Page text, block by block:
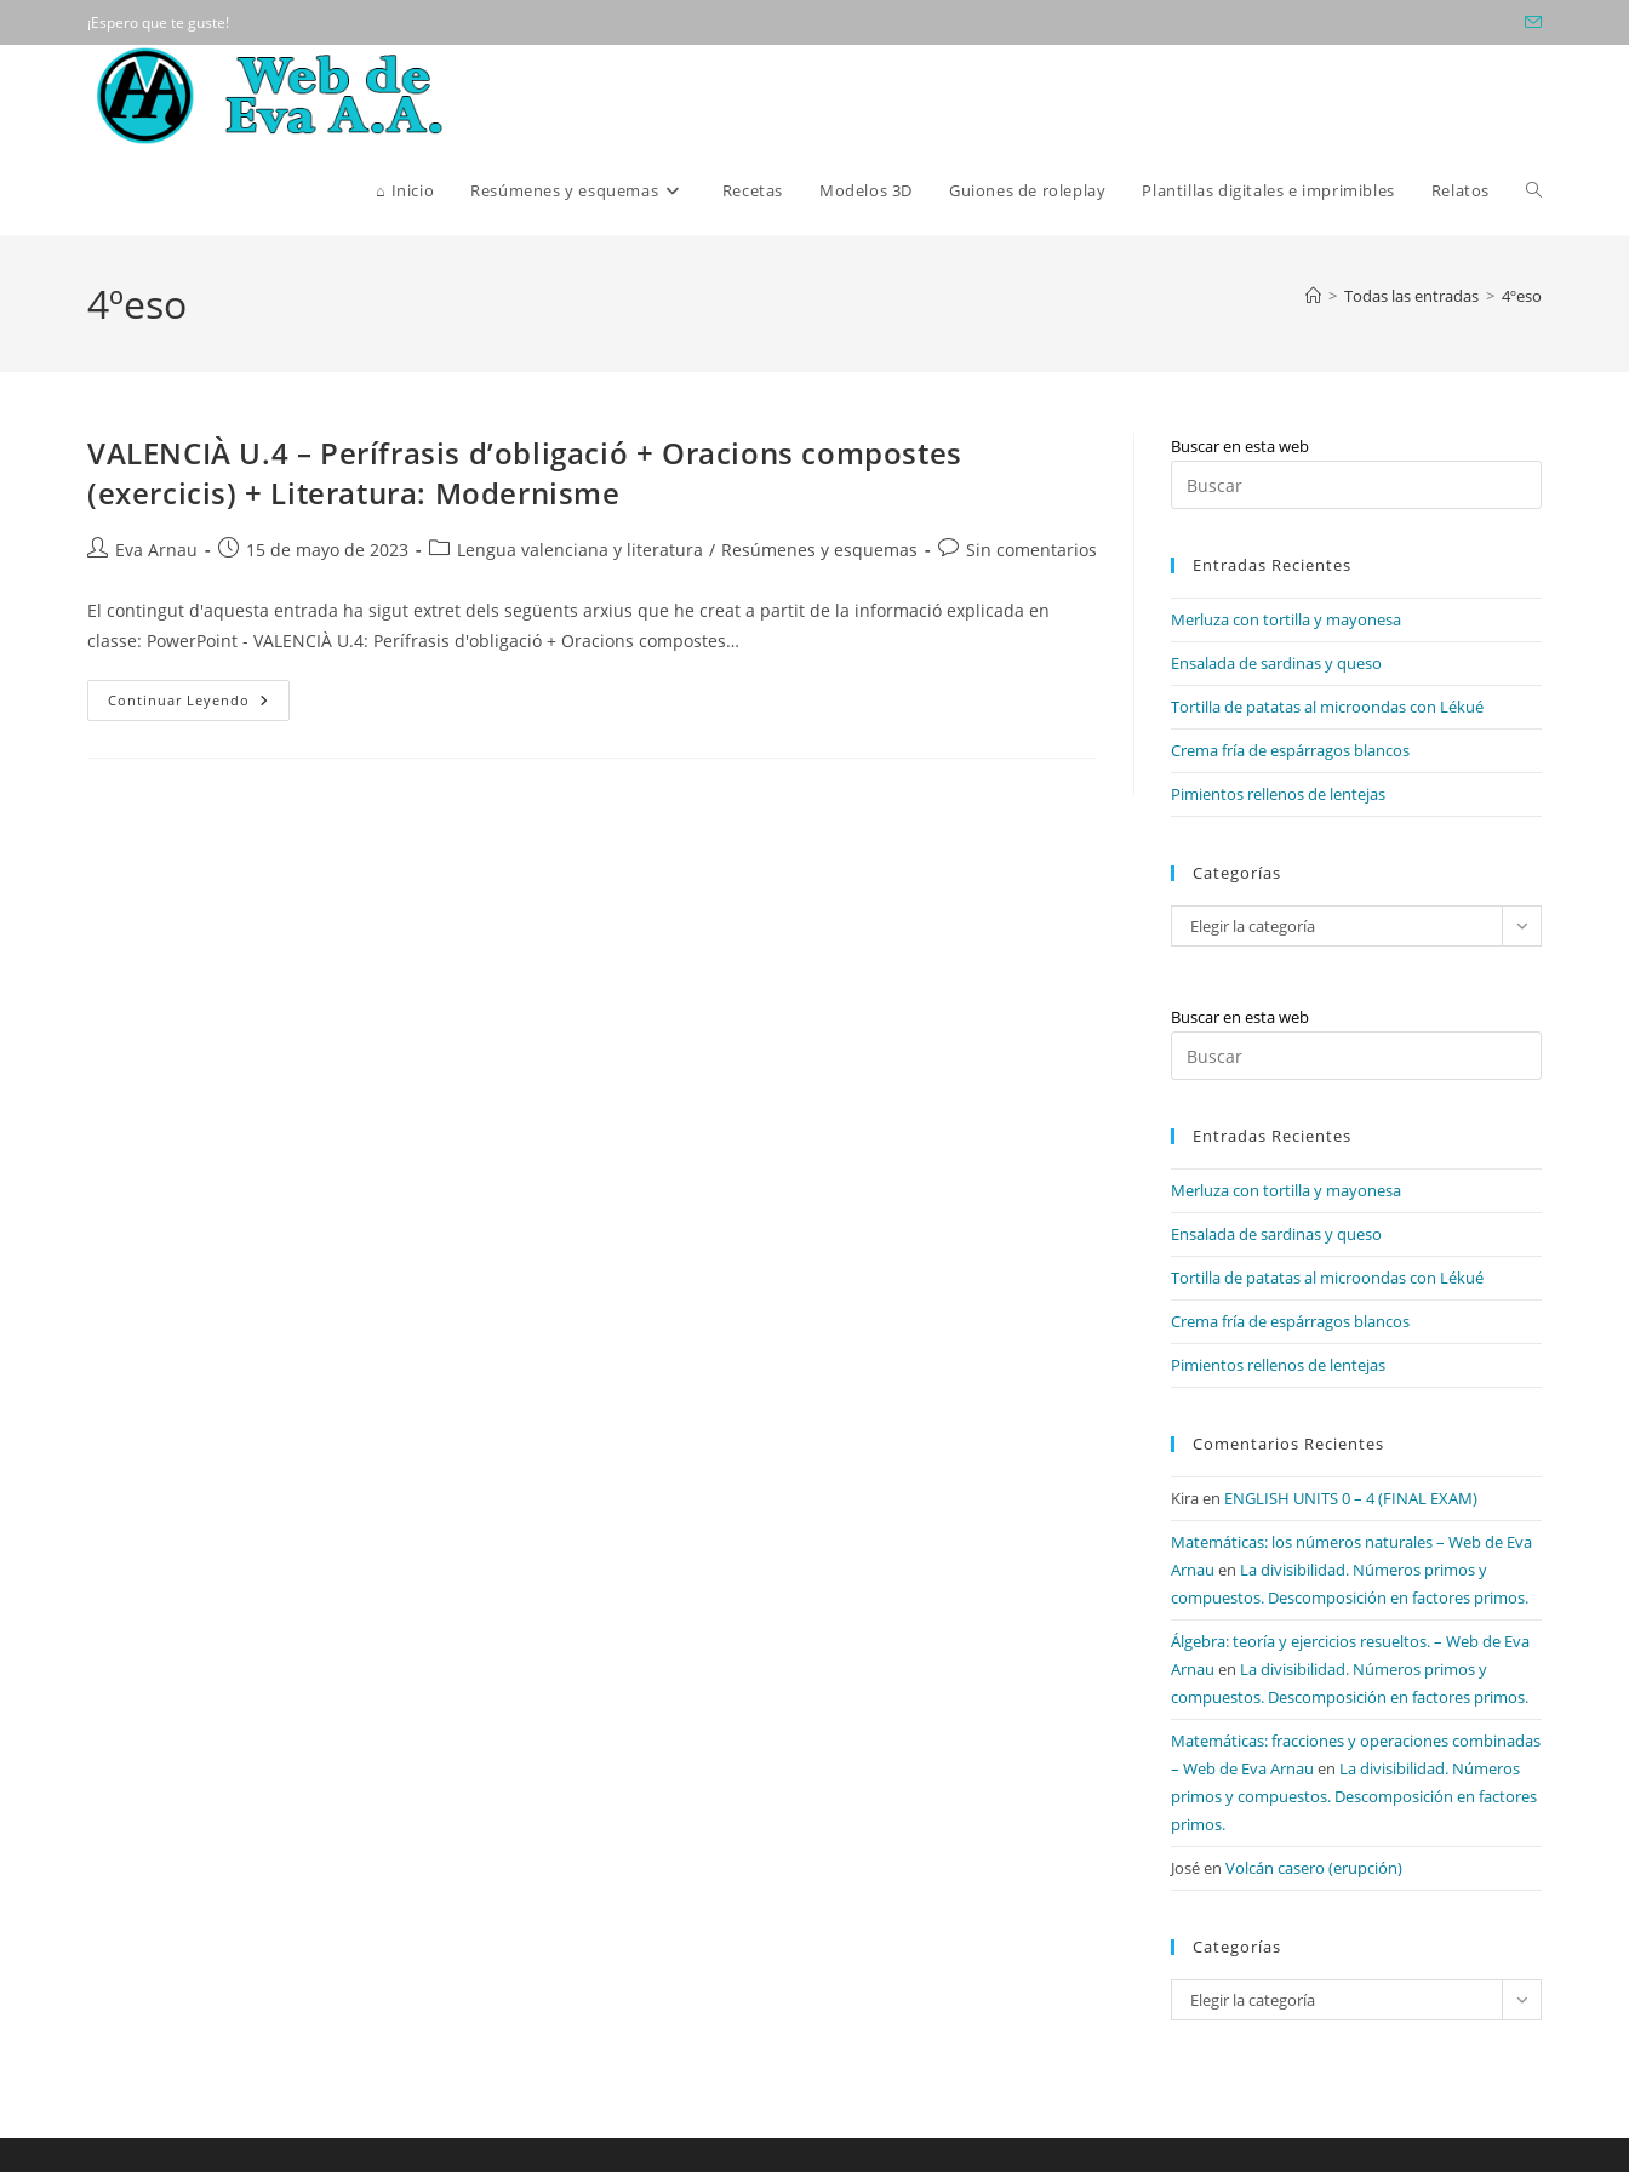
al
¡Espero que te guste!
⌂ Inicio Resúmenes y esquemas Recetas Modelos 3D Guiones de roleplay Plantillas digitales e imprimibles Relatos Alternar
la
4ºeso > Todas las entradas > 4ºeso
VALENCIÀ U.4 – Perífrasis d’obligació + Oracions compostes
(exercicis) + Literatura: Modernisme
Autor
la
entrada:
Eva Arnau
Publicación
entrada:
15 de mayo de 2023
Categoría
la
entrada:
Lengua valenciana y literatura / Resúmenes y esquemas
Comentarios
la
entrada:
Sin comentarios
El contingut d'aquesta entrada ha sigut extret dels següents arxius que he creat a partit de la informació explicada en
classe: PowerPoint - VALENCIÀ U.4: Perífrasis d'obligació + Oracions compostes…
Continuar Leyendo VALENCIÀ
U.4
Buscar en esta web
Escape
Entradas Recientes
Merluza con tortilla y mayonesa
Ensalada de sardinas y queso
Tortilla de patatas al microondas con Lékué
Crema fría de espárragos blancos
Pimientos rellenos de lentejas
Categorías
Categorías
Elegir la categoría
Buscar en esta web
Escape
Entradas Recientes
Merluza con tortilla y mayonesa
Ensalada de sardinas y queso
Tortilla de patatas al microondas con Lékué
Crema fría de espárragos blancos
Pimientos rellenos de lentejas
Comentarios Recientes
Kiraen ENGLISH UNITS 0 – 4 (FINAL EXAM)
Matemáticas: los números naturales – Web de Eva
Arnau en La divisibilidad. Números primos y
compuestos. Descomposición en factores primos.
Álgebra: teoría y ejercicios resueltos. – Web de Eva
Arnau en La divisibilidad. Números primos y
compuestos. Descomposición en factores primos.
Matemáticas: fracciones y operaciones combinadas
– Web de Eva Arnau en La divisibilidad. Números
primos y compuestos. Descomposición en factores
primos.
Joséen Volcán casero (erupción)
Categorías
Categorías
Elegir la categoría